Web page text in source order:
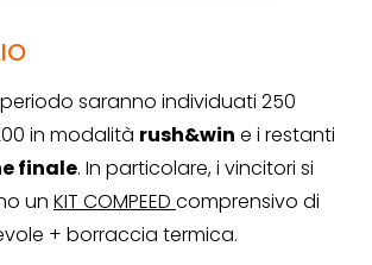
saranno individuati 250
in modalità rush&win e i restanti
finale. In particolare, i vincitori si
un KIT COMPEED comprensivo di
+ borraccia termica.